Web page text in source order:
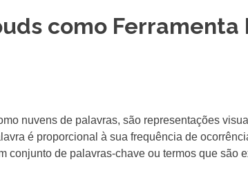
como Ferramenta
nuvens de palavras, são representações
é proporcional à sua frequência de
conjunto de palavras-chave ou termos que são